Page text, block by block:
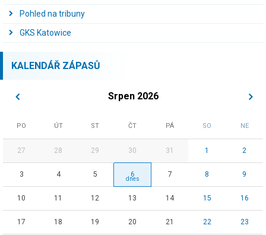
Pohled na tribuny
GKS Katowice
KALENDÁŘ ZÁPASŮ
Srpen 2026
PO ÚT ST ČT PÁ SO NE
27 28 29 30 31 1 2
3 4 5 6 7 8 9
10 11 12 13 14 15 16
17 18 19 20 21 22 23